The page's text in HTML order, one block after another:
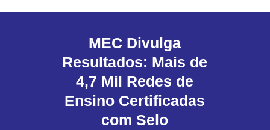
MEC Divulga
Resultados: Mais de
4,7 Mil Redes de
Ensino Certificadas
com Selo